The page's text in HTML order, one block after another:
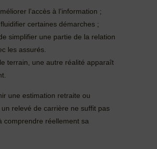
l’accès à l’information ;
certaines démarches ;
simplifier une partie de la relation
les assurés.
terrain, une autre réalité apparaît
une estimation retraite ou
relevé de carrière ne suffit pas
comprendre réellement sa